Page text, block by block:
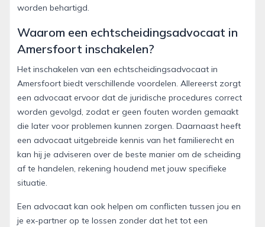
worden behartigd.
Waarom een echtscheidingsadvocaat in
Amersfoort inschakelen?
Het inschakelen van een echtscheidingsadvocaat in
Amersfoort biedt verschillende voordelen. Allereerst zorgt
een advocaat ervoor dat de juridische procedures correct
worden gevolgd, zodat er geen fouten worden gemaakt
die later voor problemen kunnen zorgen. Daarnaast heeft
een advocaat uitgebreide kennis van het familierecht en
kan hij je adviseren over de beste manier om de scheiding
af te handelen, rekening houdend met jouw specifieke
situatie.
Een advocaat kan ook helpen om conflicten tussen jou en
je ex-partner op te lossen zonder dat het tot een